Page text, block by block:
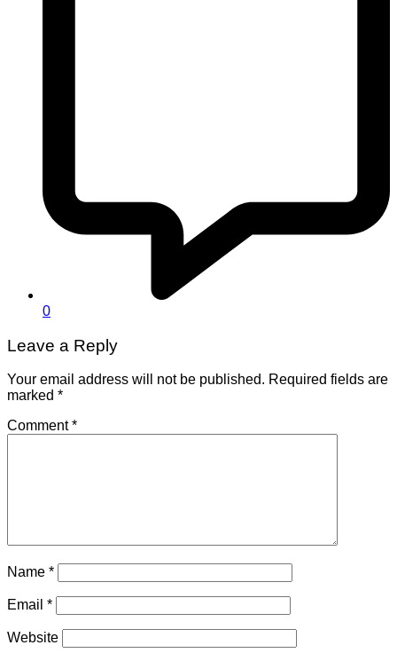
0
Leave a Reply
Your email address will not be published. Required fields are
marked *
Comment*
Name *
Email *
Website